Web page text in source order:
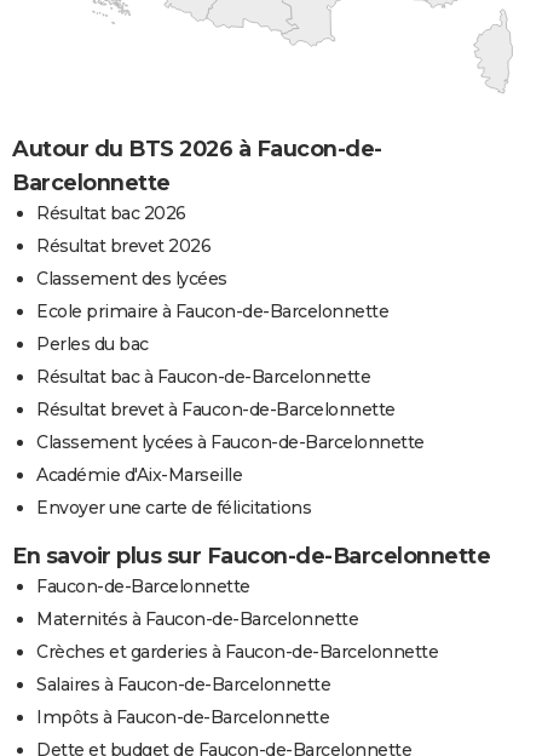
Autour du BTS 2026 à Faucon-de-
Barcelonnette
Résultat bac 2026
Résultat brevet 2026
Classement des lycées
Ecole primaire à Faucon-de-Barcelonnette
Perles du bac
Résultat bac à Faucon-de-Barcelonnette
Résultat brevet à Faucon-de-Barcelonnette
Classement lycées à Faucon-de-Barcelonnette
Académie d'Aix-Marseille
Envoyer une carte de félicitations
En savoir plus sur Faucon-de-Barcelonnette
Faucon-de-Barcelonnette
Maternités à Faucon-de-Barcelonnette
Crèches et garderies à Faucon-de-Barcelonnette
Salaires à Faucon-de-Barcelonnette
Impôts à Faucon-de-Barcelonnette
Dette et budget de Faucon-de-Barcelonnette